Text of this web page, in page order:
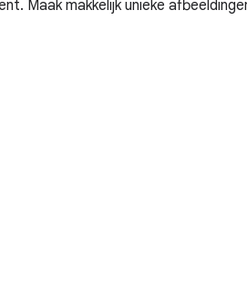
Maak makkelijk unieke